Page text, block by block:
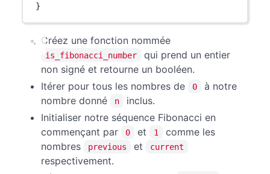
}
Créez une fonction nommée
is_fibonacci_number
qui prend un entier
non signé et retourne un booléen.
Itérer pour tous les nombres de
0
à notre
nombre donné
n
inclus.
Initialiser notre séquence Fibonacci en
commençant par
0 et 1
comme les
nombres
previous et current
respectivement.